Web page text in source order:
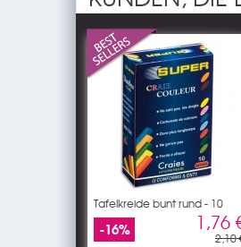
Tafelkreide bunt rund - 10
-16% 1,76
2,10